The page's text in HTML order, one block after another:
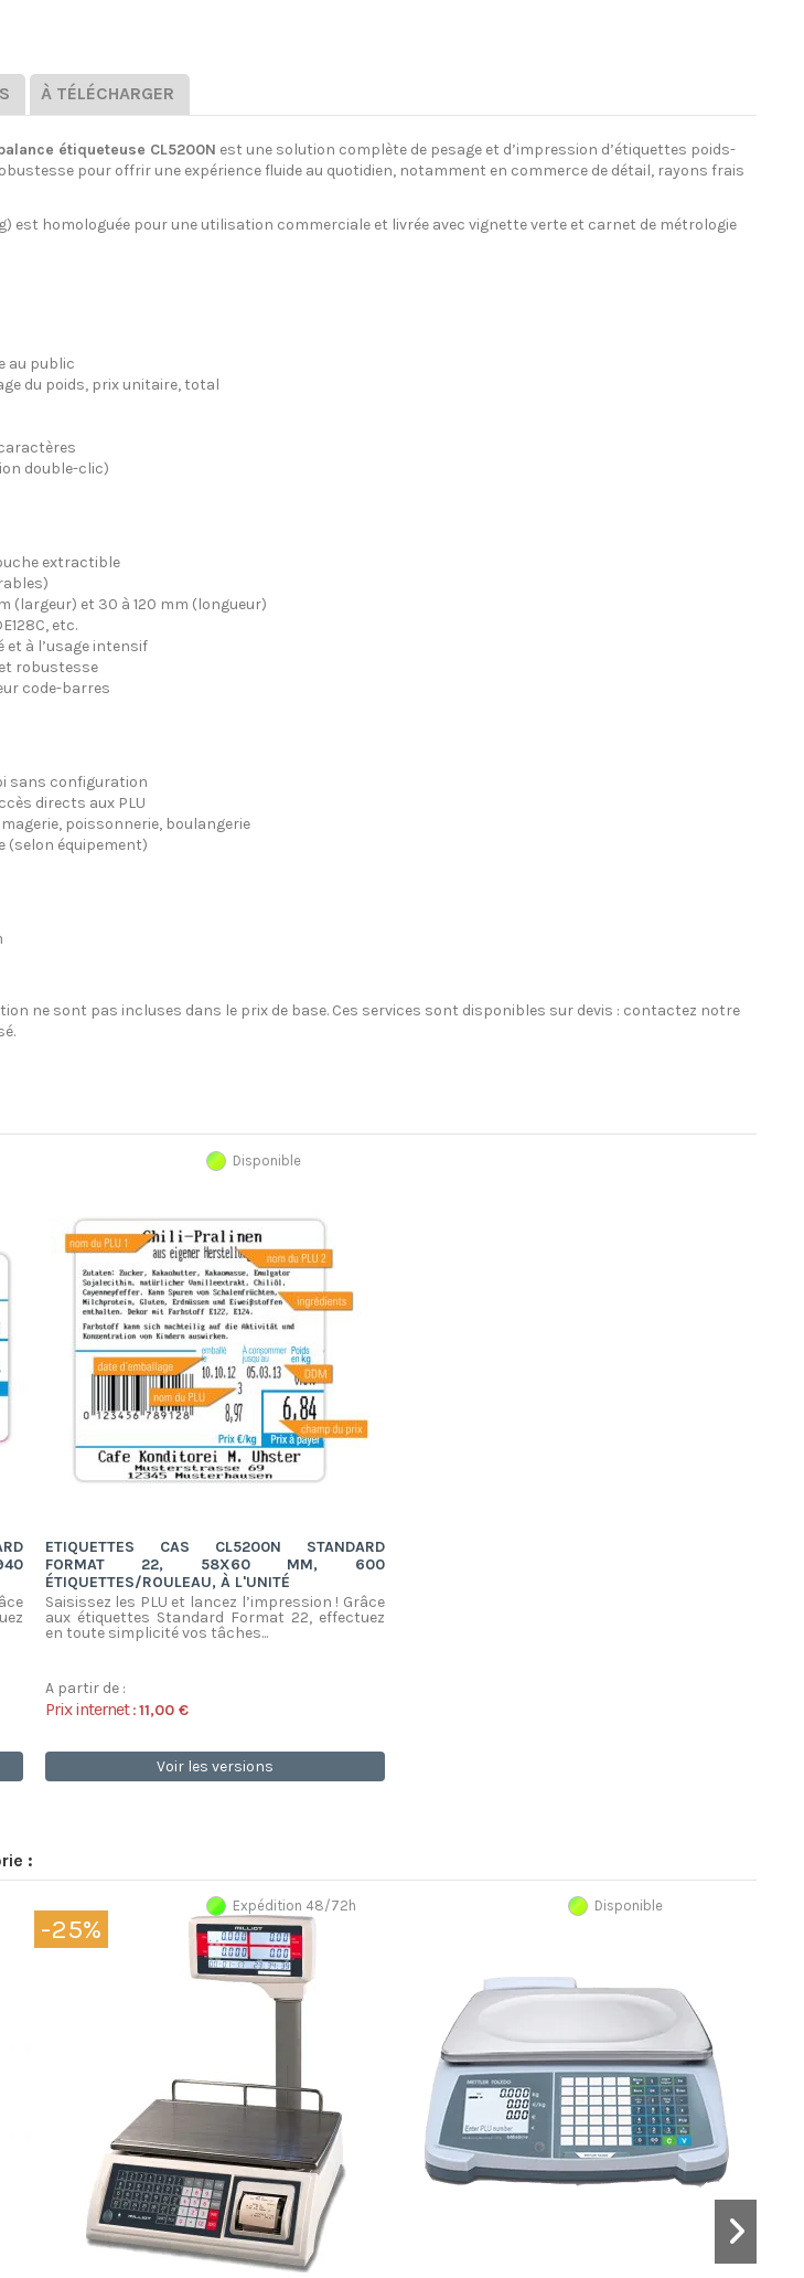
À TÉLÉCHARGER
étiqueteuse CL5200N est une solution complète de pesage et d’impression d’étiquettes poids-
pour offrir une expérience fluide au quotidien, notamment en commerce de détail, rayons frais
est homologuée pour une utilisation commerciale et livrée avec vignette verte et carnet de métrologie
au public
du poids, prix unitaire, total
double-clic)
extractible
(largeur) et 30 à 120 mm (longueur)
etc.
et à l’usage intensif
robustesse
code-barres
sans configuration
directs aux PLU
poissonnerie, boulangerie
(selon équipement)
ne sont pas incluses dans le prix de base. Ces services sont disponibles sur devis : contactez notre
ETIQUETTES CAS CL5200N STANDARD
FORMAT 22, 58X60 MM, 600
ÉTIQUETTES/ROULEAU, À L'UNITÉ
Saisissez les PLU et lancez l’impression ! Grâce
aux étiquettes Standard Format 22, effectuez
en toute simplicité vos tâches...
Disponible
A partir de :
Prix internet :11,00 €
Voir les versions
:
-25%
Expédition 48/72h Disponible